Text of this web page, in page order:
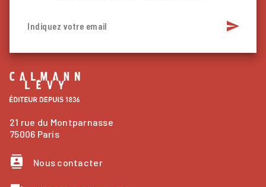
Indiquez votre email send
21 rue du Montparnasse
75006 Paris
contacts Nous contacter